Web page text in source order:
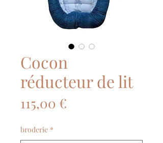
Cocon
réducteur de lit
115,00 €
broderie *